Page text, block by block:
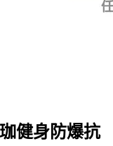
健身防爆抗